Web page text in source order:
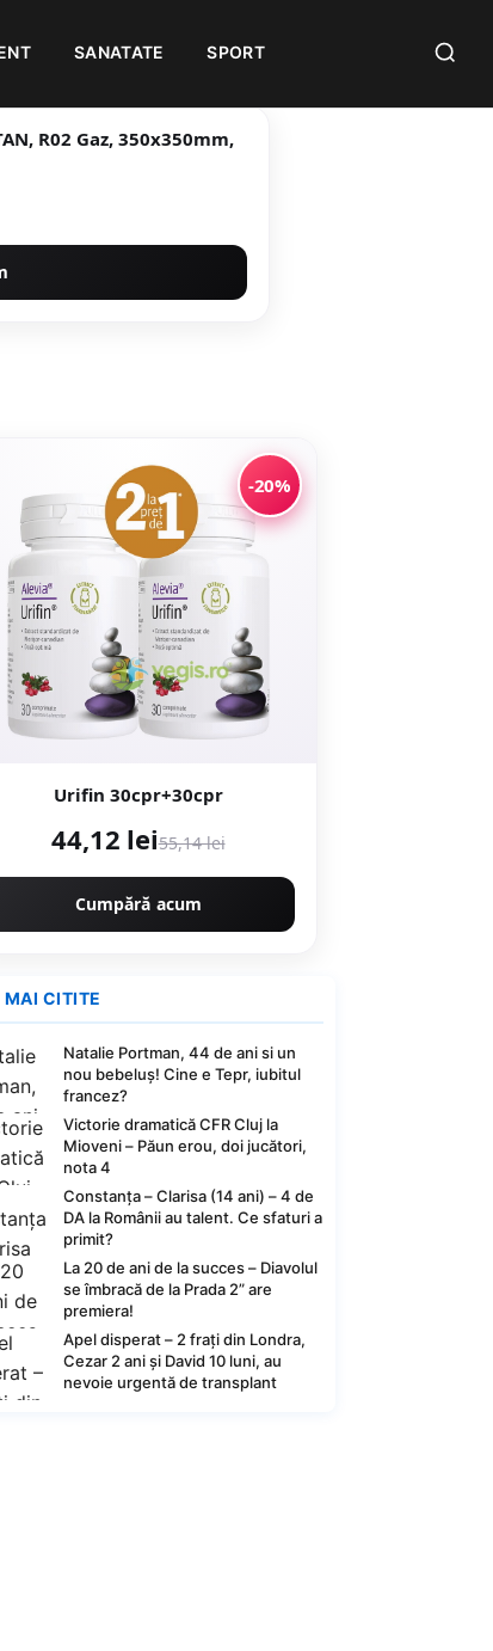
SANATATE SPORT
R02 Gaz, 350x350mm,
-20%
Urifin 30cpr+30cpr
44,12 lei55,14 lei
Cumpără acum
MAI CITITE
Natalie Portman, 44 de ani si un
nou bebeluș! Cine e Tepr, iubitul
francez?
Victorie dramatică CFR Cluj la
Mioveni – Păun erou, doi jucători,
nota 4
Constanța – Clarisa (14 ani) – 4 de
DA la Românii au talent. Ce sfaturi a
primit?
La 20 de ani de la succes – Diavolul
se îmbracă de la Prada 2” are
premiera!
Apel disperat – 2 frați din Londra,
Cezar 2 ani și David 10 luni, au
nevoie urgentă de transplant